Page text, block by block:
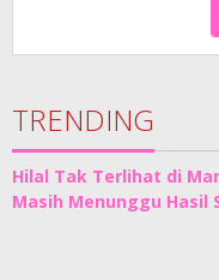
TRENDING
Hilal Tak Terlihat di
Masih Menunggu Hasil